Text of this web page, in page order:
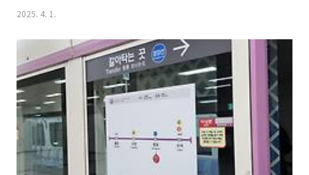
린이집은 최대한 가까운 것이 최고고 생각했기에 때문에 힐스어린이집
같은 반 친구들을 너무 좋아했었고 많은 것들을 배워왔었다. 선생님들이
우리 아기를 건강하게 잘 키워주셔서 감사하다.힐스어린이집은 운영한
지 얼마 안 된 곳이다보니 내부가 깨끗하고 창문 위치가 좋아서 채광이
좋다. 여담이지만 같은 반 아기들의 인물이 참 좋았다. 직장 때문에 이사
를 가지만 판 것은 아니기에 언젠가는 다시 돌아올텐데 그 때도 어린이집
이 잘 운영되고 있으면 좋겠다.
2025. 4. 1.